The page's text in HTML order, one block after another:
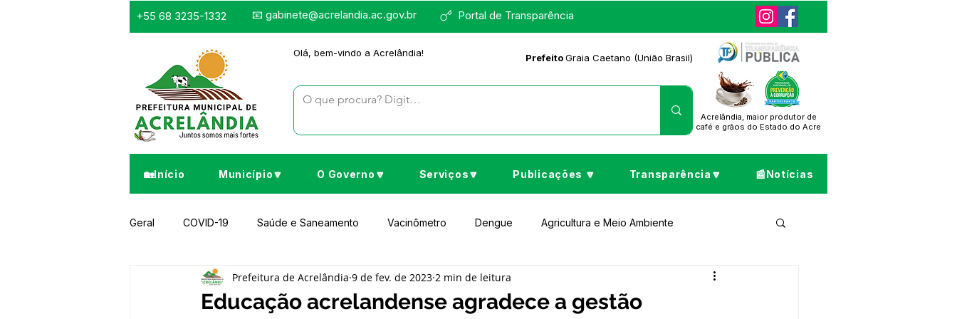
Portal de Transparência
+55 68 3235-1332 📧 gabinete@acrelandia.ac.gov.br
Olá, bem-vindo a Acrelândia! PrefeitoGraia Caetano (União Brasil)
Acrelândia, maior produtor de
café e grãos do Estado do Acre
🏡Início Município🔽 O Governo🔽 Serviços🔽 Publicações 🔽 Transparência🔽 📰Notícias
Geral COVID-19 Saúde e Saneamento Vacinômetro Dengue Agricultura e Meio Ambiente
Infraestrutura e Obras Desporto Cultura e Lazer Educação
Educação acrelandense agradece a gestão
Prefeitura de Acrelândia 9 de fev. de 2023 2 min de leitura